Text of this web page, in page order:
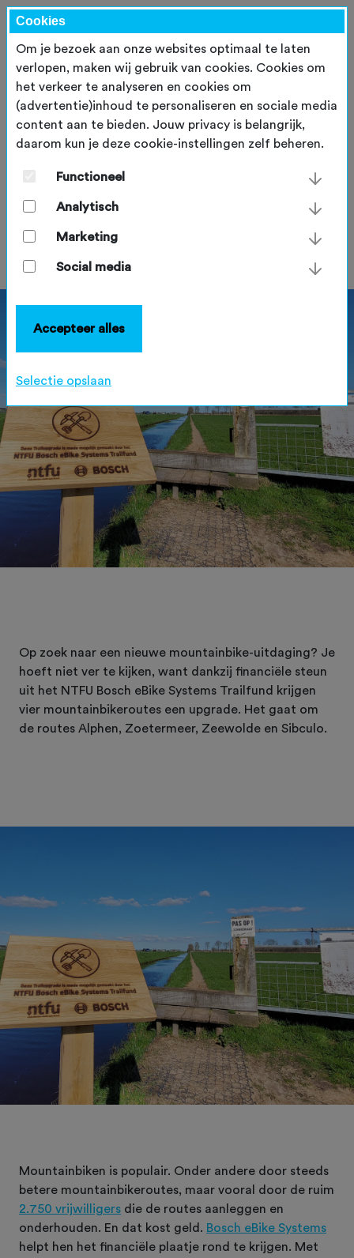
Vier nieuwe toekenningen
NTFU Bosch eBike Systems
Trailfund
maandag 17 juli 2023
Op zoek naar een nieuwe mountainbike-uitdaging? Je
hoeft niet ver te kijken, want dankzij financiële steun
uit het NTFU Bosch eBike Systems Trailfund krijgen
vier mountainbikeroutes een upgrade. Het gaat om
de routes Alphen, Zoetermeer, Zeewolde en Sibculo.
Mountainbiken is populair. Onder andere door steeds
betere mountainbikeroutes, maar vooral door de ruim
2.750 vrijwilligers die de routes aanleggen en
onderhouden. En dat kost geld. Bosch eBike Systems
helpt hen het financiële plaatje rond te krijgen. Met
Cookies
Om je bezoek aan onze websites optimaal te laten
verlopen, maken wij gebruik van cookies. Cookies om
het verkeer te analyseren en cookies om
(advertentie)inhoud te personaliseren en sociale media
content aan te bieden. Jouw privacy is belangrijk,
daarom kun je deze cookie-instellingen zelf beheren.
Functioneel
Analytisch
Marketing
Social media
Accepteer alles
Selectie opslaan